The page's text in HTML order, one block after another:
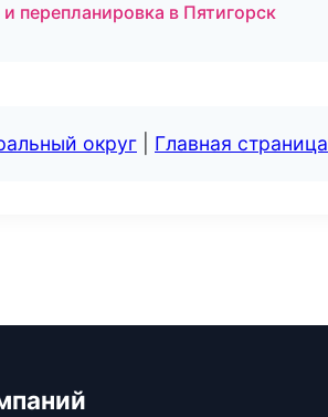
в Пятигорск
округ Главная страница